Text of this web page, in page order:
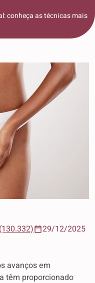
conheça as técnicas mais
29/12/2025
avanços em
têm proporcionado